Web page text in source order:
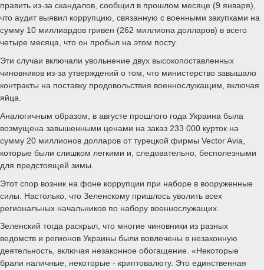
править из-за скандалов, сообщил в прошлом месяце (9 января),
что аудит выявил коррупцию, связанную с военными закупками на
сумму 10 миллиардов гривен (262 миллиона долларов) в всего
четыре месяца, что он пробыл на этом посту.
Эти случаи включали увольнение двух высокопоставленных
чиновников из-за утверждений о том, что министерство завышало
контракты на поставку продовольствия военнослужащим, включая
яйца.
Аналогичным образом, в августе прошлого года Украина была
возмущена завышенными ценами на заказ 233 000 курток на
сумму 20 миллионов долларов от турецкой фирмы Vector Avia,
которые были слишком легкими и, следовательно, бесполезными
для предстоящей зимы.
Этот спор возник на фоне коррупции при наборе в вооруженные
силы. Настолько, что Зеленскому пришлось уволить всех
региональных начальников по набору военнослужащих.
Зеленский тогда раскрыл, что многие чиновники из разных
ведомств и регионов Украины были вовлечены в незаконную
деятельность, включая незаконное обогащение. «Некоторые
брали наличные, некоторые - криптовалюту. Это единственная